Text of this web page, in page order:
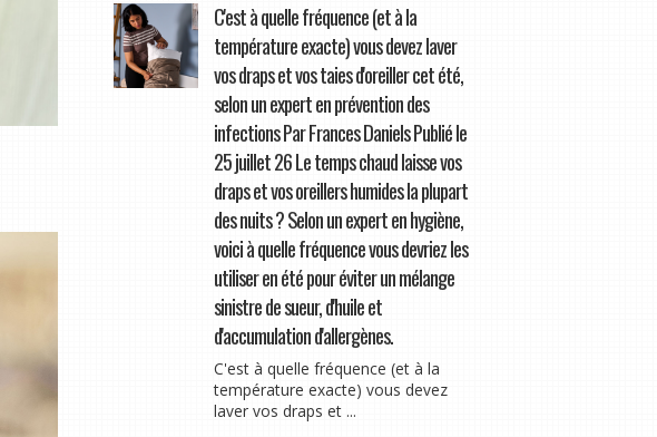
C'est à quelle fréquence (et à la
température exacte) vous devez laver
vos draps et vos taies d'oreiller cet été,
selon un expert en prévention des
infections Par Frances Daniels Publié le
25 juillet 26 Le temps chaud laisse vos
draps et vos oreillers humides la plupart
des nuits ? Selon un expert en hygiène,
voici à quelle fréquence vous devriez les
utiliser en été pour éviter un mélange
sinistre de sueur, d'huile et
d'accumulation d'allergènes.
C'est à quelle fréquence (et à la
température exacte) vous devez
laver vos draps et ...